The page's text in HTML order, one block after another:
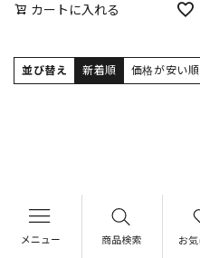
カートに入れる
並び替え 新着順 価格が安い順